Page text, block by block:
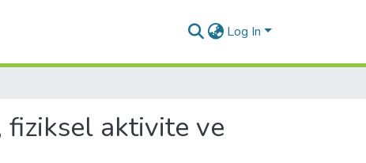
Log In
fiziksel aktivite ve